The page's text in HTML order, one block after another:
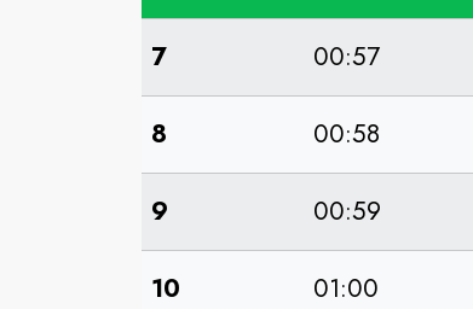
7 00:57
8 00:58
9 00:59
10 01:00